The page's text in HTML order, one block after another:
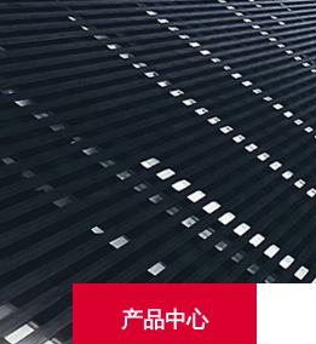
产品中心